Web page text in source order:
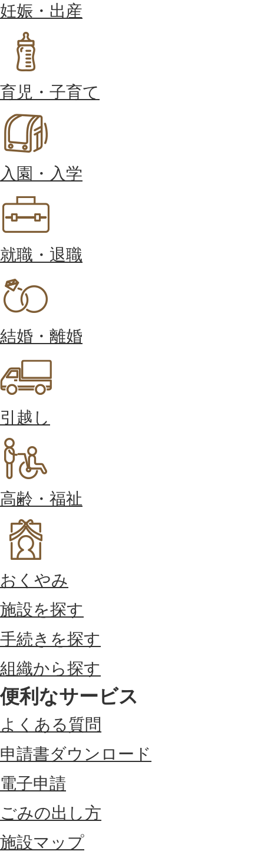
妊娠・出産
育児・子育て
入園・入学
就職・退職
結婚・離婚
引越し
高齢・福祉
おくやみ
施設を探す
手続きを探す
組織から探す
便利なサービス
よくある質問
申請書ダウンロード
電子申請
ごみの出し方
施設マップ